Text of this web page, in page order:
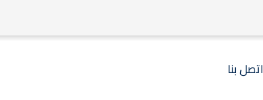
اتصل بنا